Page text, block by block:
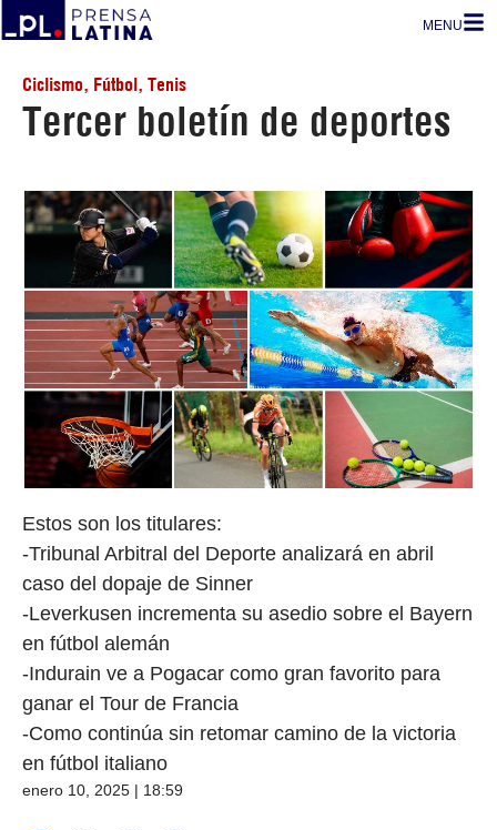
MENU
Ciclismo, Fútbol, Tenis
Tercer boletín de deportes
Estos son los titulares:
-Tribunal Arbitral del Deporte analizará en abril
caso del dopaje de Sinner
-Leverkusen incrementa su asedio sobre el Bayern
en fútbol alemán
-Indurain ve a Pogacar como gran favorito para
ganar el Tour de Francia
-Como continúa sin retomar camino de la victoria
en fútbol italiano
enero 10, 2025 | 18:59